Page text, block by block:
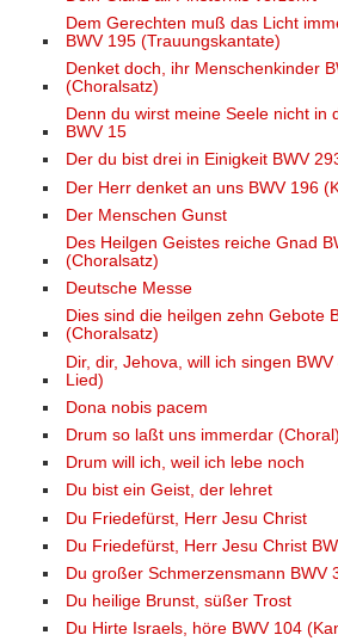
Dem Gerechten muß das Licht
BWV 195 (Trauungskantate)
Denket doch, ihr Menschenkinder
(Choralsatz)
Denn du wirst meine Seele nicht in
BWV 15
Der du bist drei in Einigkeit BWV
Der Herr denket an uns BWV 196
Der Menschen Gunst
Des Heilgen Geistes reiche Gnad
(Choralsatz)
Deutsche Messe
Dies sind die heilgen zehn Gebote
(Choralsatz)
Dir, dir, Jehova, will ich singen
Lied)
Dona nobis pacem
Drum so laßt uns immerdar (Choral)
Drum will ich, weil ich lebe noch
Du bist ein Geist, der lehret
Du Friedefürst, Herr Jesu Christ
Du Friedefürst, Herr Jesu Christ
Du großer Schmerzensmann BWV
Du heilige Brunst, süßer Trost
Du Hirte Israels, höre BWV 104